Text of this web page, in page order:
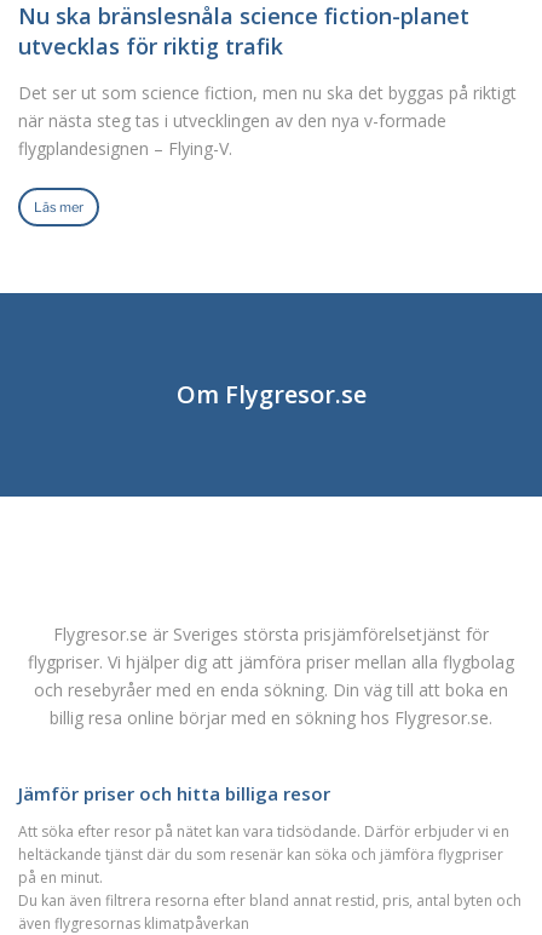
Nu ska bränslesnåla science fiction-planet
utvecklas för riktig trafik
Det ser ut som science fiction, men nu ska det byggas på riktigt
när nästa steg tas i utvecklingen av den nya v-formade
flygplandesignen – Flying-V.
Läs mer
Om Flygresor.se
Flygresor.se är Sveriges största prisjämförelsetjänst för
flygpriser. Vi hjälper dig att jämföra priser mellan alla flygbolag
och resebyråer med en enda sökning. Din väg till att boka en
billig resa online börjar med en sökning hos Flygresor.se.
Jämför priser och hitta billiga resor
Att söka efter resor på nätet kan vara tidsödande. Därför erbjuder vi en
heltäckande tjänst där du som resenär kan söka och jämföra flygpriser
på en minut.
Du kan även filtrera resorna efter bland annat restid, pris, antal byten och
även flygresornas klimatpåverkan